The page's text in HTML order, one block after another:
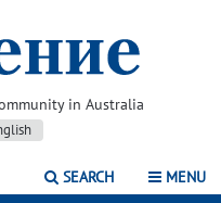
in Australia
SEARCH MENU